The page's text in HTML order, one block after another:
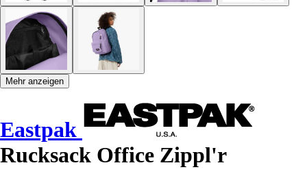
Mehr anzeigen
Eastpak
Rucksack Office Zippl'r